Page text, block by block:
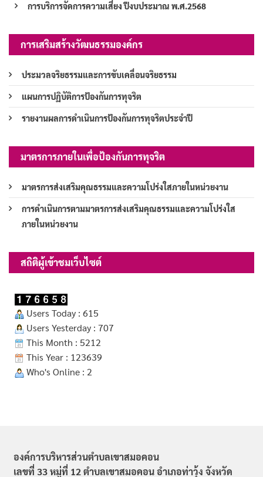
การบริการจัดการความเสี่ยง ปีงบประมาณ พ.ศ.2568
การเสริมสร้างวัฒนธรรมองค์กร
ประมวลจริยธรรมและการขับเคลื่อนจริยธรรม
แผนการปฏิบัติการป้องกันการทุจริต
รายงานผลการดำเนินการป้องกันการทุจริตประจำปี
มาตรการภายในเพื่อป้องกันการทุจริต
มาตรการส่งเสริมคุณธรรมและความโปร่งใสภายในหน่วยงาน
การดำเนินการตามมาตรการส่งเสริมคุณธรรมและความโปร่งใส
ภายในหน่วยงาน
สถิติผู้เข้าชมเว็บไซต์
Users Today : 615
Users Yesterday : 707
This Month : 5212
This Year : 123639
Who's Online : 2
องค์การบริหารส่วนตำบลเขาสมอคอน
เลขที่ 33 หมู่ที่ 12 ตำบลเขาสมอคอน อำเภอท่าวุ้ง จังหวัด